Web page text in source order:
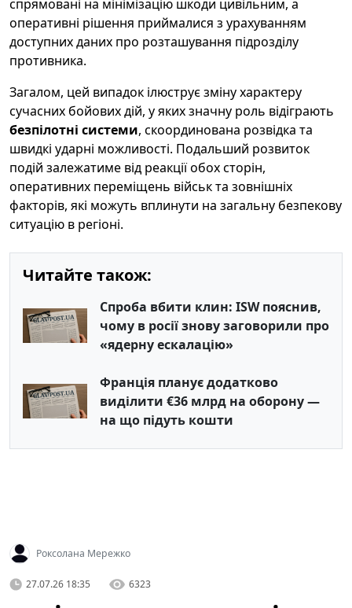
спрямовані на мінімізацію шкоди цивільним, а
оперативні рішення приймалися з урахуванням
доступних даних про розташування підрозділу
противника.
Загалом, цей випадок ілюструє зміну характеру
сучасних бойових дій, у яких значну роль відіграють
безпілотні системи, скоординована розвідка та
швидкі ударні можливості. Подальший розвиток
подій залежатиме від реакції обох сторін,
оперативних переміщень військ та зовнішніх
факторів, які можуть вплинути на загальну безпекову
ситуацію в регіоні.
Читайте також:
Спроба вбити клин: ISW пояснив,
чому в росії знову заговорили про
«ядерну ескалацію»
Франція планує додатково
виділити €36 млрд на оборону —
на що підуть кошти
Роксолана Мережко
27.07.26 18:35 6323